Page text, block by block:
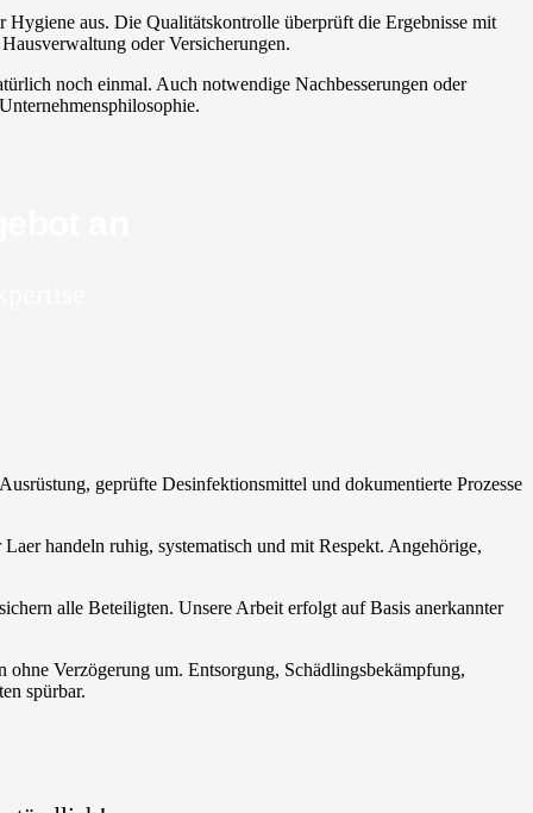
Hygiene aus. Die Qualitätskontrolle überprüft die Ergebnisse mit
oder Versicherungen.
noch einmal. Auch notwendige Nachbesserungen oder
geprüfte Desinfektionsmittel und dokumentierte Prozesse
handeln ruhig, systematisch und mit Respekt. Angehörige,
alle Beteiligten. Unsere Arbeit erfolgt auf Basis anerkannter
Verzögerung um. Entsorgung, Schädlingsbekämpfung,
spürbar.